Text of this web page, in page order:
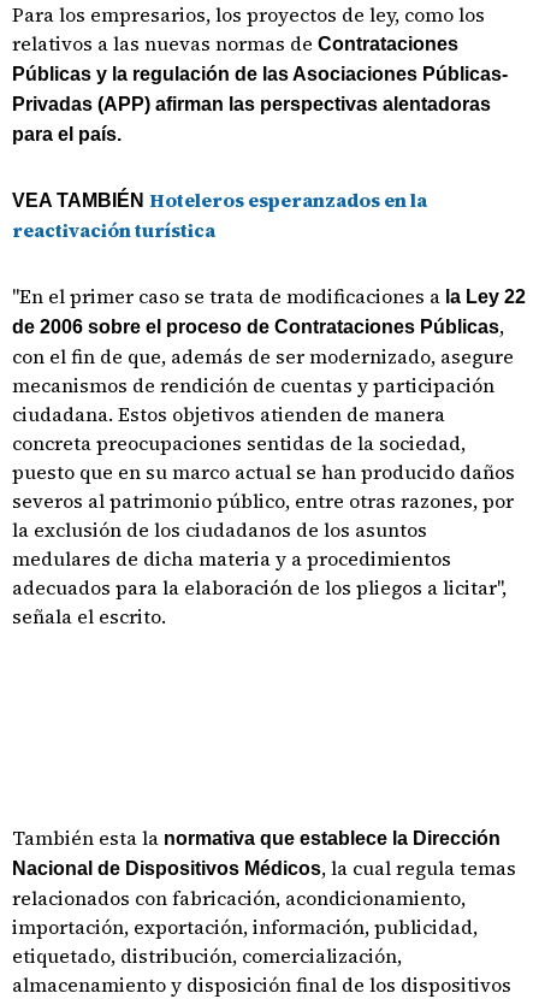
Para los empresarios, los proyectos de ley, como los
relativos a las nuevas normas de Contrataciones
Públicas y la regulación de las Asociaciones Públicas-
Privadas (APP) afirman las perspectivas alentadoras
para el país.
VEA TAMBIÉN Hoteleros esperanzados en la
reactivación turística
"En el primer caso se trata de modificaciones a la Ley 22
de 2006 sobre el proceso de Contrataciones Públicas,
con el fin de que, además de ser modernizado, asegure
mecanismos de rendición de cuentas y participación
ciudadana. Estos objetivos atienden de manera
concreta preocupaciones sentidas de la sociedad,
puesto que en su marco actual se han producido daños
severos al patrimonio público, entre otras razones, por
la exclusión de los ciudadanos de los asuntos
medulares de dicha materia y a procedimientos
adecuados para la elaboración de los pliegos a licitar",
señala el escrito.
También esta la normativa que establece la Dirección
Nacional de Dispositivos Médicos, la cual regula temas
relacionados con fabricación, acondicionamiento,
importación, exportación, información, publicidad,
etiquetado, distribución, comercialización,
almacenamiento y disposición final de los dispositivos